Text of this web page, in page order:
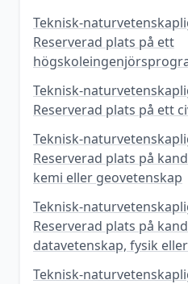
Teknisk-
Reserverad plats på ett
Teknisk-
Reserverad plats på ett
Teknisk-
Reserverad plats på
kemi eller geovetenskap
Teknisk-
Reserverad plats på
datavetenskap, fysik
Teknisk-